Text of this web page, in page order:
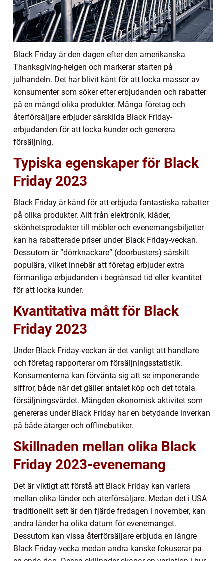
Black Friday är den dagen efter den amerikanska
Thanksgiving-helgen och markerar starten på
julhandeln. Det har blivit känt för att locka massor av
konsumenter som söker efter erbjudanden och rabatter
på en mängd olika produkter. Många företag och
återförsäljare erbjuder särskilda Black Friday-
erbjudanden för att locka kunder och generera
försäljning.
Typiska egenskaper för Black
Friday 2023
Black Friday är känd för att erbjuda fantastiska rabatter
på olika produkter. Allt från elektronik, kläder,
skönhetsprodukter till möbler och evenemangsbiljetter
kan ha rabatterade priser under Black Friday-veckan.
Dessutom är ”dörrknackare” (doorbusters) särskilt
populära, vilket innebär att företag erbjuder extra
förmånliga erbjudanden i begränsad tid eller kvantitet
för att locka kunder.
Kvantitativa mått för Black
Friday 2023
Under Black Friday-veckan är det vanligt att handlare
och företag rapporterar om försäljningsstatistik.
Konsumenterna kan förvänta sig att se imponerande
siffror, både när det gäller antalet köp och det totala
försäljningsvärdet. Mängden ekonomisk aktivitet som
genereras under Black Friday har en betydande inverkan
på både ätarger och offlinebutiker.
Skillnaden mellan olika Black
Friday 2023-evenemang
Det är viktigt att förstå att Black Friday kan variera
mellan olika länder och återförsäljare. Medan det i USA
traditionellt sett är den fjärde fredagen i november, kan
andra länder ha olika datum för evenemanget.
Dessutom kan vissa återförsäljare erbjuda en längre
Black Friday-vecka medan andra kanske fokuserar på